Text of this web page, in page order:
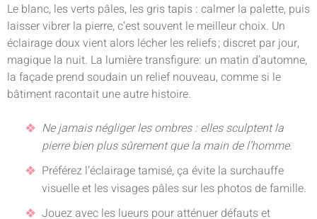
Le blanc, les verts pâles, les gris tapis : calmer la palette, puis
laisser vibrer la pierre, c’est souvent le meilleur choix. Un
éclairage doux vient alors lécher les reliefs ; discret par jour,
magique la nuit. La lumière transfigure: un matin d’automne,
la façade prend soudain un relief nouveau, comme si le
bâtiment racontait une autre histoire.
Ne jamais négliger les ombres : elles sculptent la
pierre bien plus sûrement que la main de l’homme.
Préférez l’éclairage tamisé, ça évite la surchauffe
visuelle et les visages pâles sur les photos de famille.
Jouez avec les lueurs pour atténuer défauts et